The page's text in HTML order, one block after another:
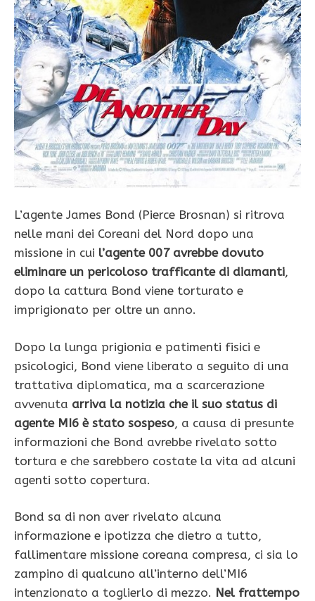
L’agente James Bond (Pierce Brosnan) si ritrova
nelle mani dei Coreani del Nord dopo una
missione in cui l’agente 007 avrebbe dovuto
eliminare un pericoloso trafficante di diamanti,
dopo la cattura Bond viene torturato e
imprigionato per oltre un anno.
Dopo la lunga prigionia e patimenti fisici e
psicologici, Bond viene liberato a seguito di una
trattativa diplomatica, ma a scarcerazione
avvenuta arriva la notizia che il suo status di
agente MI6 è stato sospeso, a causa di presunte
informazioni che Bond avrebbe rivelato sotto
tortura e che sarebbero costate la vita ad alcuni
agenti sotto copertura.
Bond sa di non aver rivelato alcuna
informazione e ipotizza che dietro a tutto,
fallimentare missione coreana compresa, ci sia lo
zampino di qualcuno all’interno dell’MI6
intenzionato a toglierlo di mezzo. Nel frattempo